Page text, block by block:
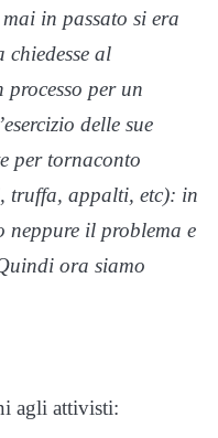
mai in passato si era
al
per un
delle sue
per tornaconto
truffa, appalti, etc): in
neppure il problema e
ora siamo
agli attivisti: